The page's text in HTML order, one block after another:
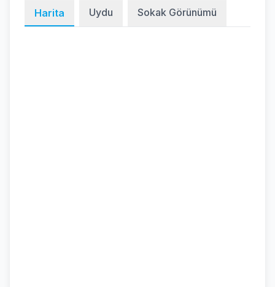
Harita Uydu Sokak Görünümü